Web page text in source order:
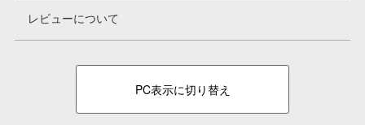
レビューについて
PC表示に切り替え